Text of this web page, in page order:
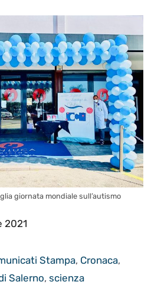
giornata mondiale sull’autismo
2021
Stampa, Cronaca,
Salerno, scienza